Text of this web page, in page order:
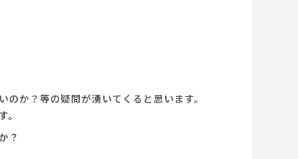
か？等の疑問が湧いてくると思います。
？